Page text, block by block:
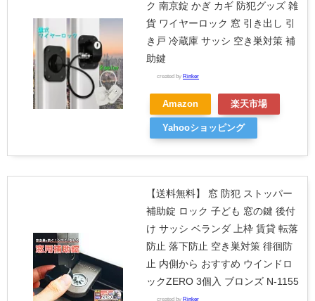
ク 南京錠 かぎ カギ 防犯グッズ 雑
貨 ワイヤーロック 窓 引き出し 引
き戸 冷蔵庫 サッシ 空き巣対策 補
助鍵
created by Rinker
Amazon 楽天市場
Yahooショッピング
【送料無料】 窓 防犯 ストッパー
補助錠 ロック 子ども 窓の鍵 後付
け サッシ ベランダ 上枠 賃貸 転落
防止 落下防止 空き巣対策 徘徊防
止 内側から おすすめ ウインドロ
ックZERO 3個入 ブロンズ N-1155
created by Rinker